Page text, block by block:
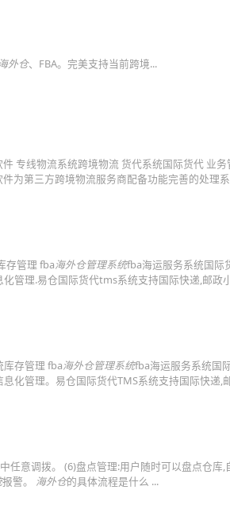
外仓、FBA。完美支持当前跨境...
专线物流系统跨境物流 货代系统国际货代 业务
为第三方跨境物流服务商配备功能完善的处理
存管理 fba海外仓管理系统fba海运服务系统国际
管理.易仓国际货代tms系统支持国际快递,邮政
库存管理 fba海外仓管理系统fba海运服务系统国
化管理。易仓国际货代TMS系统支持国际快递,
任意调拨。 (6)盘点管理:用户随时可以盘点仓库,
报警。 海外仓的具体流程是什么 ...